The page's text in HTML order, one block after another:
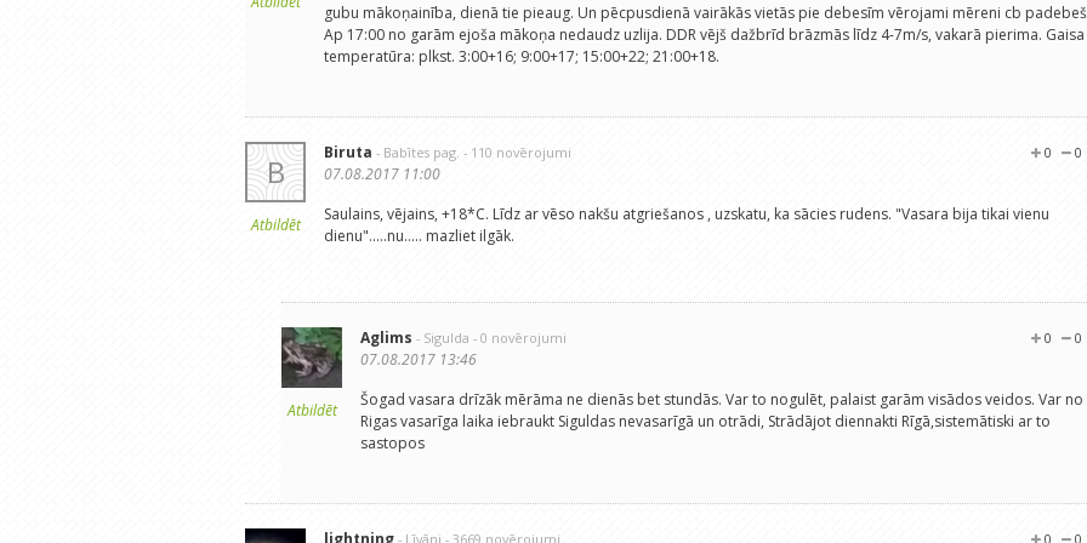
gubu mākoņainība, dienā tie pieaug. Un pēcpusdienā vairākās vietās pie debesīm vērojami mēreni cb
Ap 17:00 no garām ejoša mākoņa nedaudz uzlija. DDR vējš dažbrīd brāzmās līdz 4-7m/s, vakarā pierima. Gaisa
temperatūra: plkst. 3:00+16; 9:00+17; 15:00+22; 21:00+18.
B
Atbildēt
Biruta - Babītes pag. - 110 novērojumi 0
0
07.08.2017 11:00
Saulains, vējains, +18*C. Līdz ar vēso nakšu atgriešanos , uzskatu, ka sācies rudens. "Vasara bija tikai vienu
dienu".....nu..... mazliet ilgāk.
Atbildēt
Aglims - Sigulda - 0 novērojumi 0
0
07.08.2017 13:46
Šogad vasara drīzāk mērāma ne dienās bet stundās. Var to nogulēt, palaist garām visādos veidos. Var no
Rigas vasarīga laika iebraukt Siguldas nevasarīgā un otrādi, Strādājot diennakti Rīgā,sistemātiski ar to
sastopos
lightning - Līvāni - 3669 novērojumi 0
0